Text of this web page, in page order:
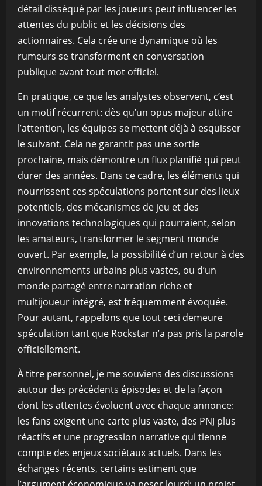
détail disséqué par les joueurs peut influencer les
attentes du public et les décisions des
actionnaires. Cela crée une dynamique où les
rumeurs se transforment en conversation
publique avant tout mot officiel.
En pratique, ce que les analystes observent, c’est
un motif récurrent: dès qu’un opus majeur attire
l’attention, les équipes se mettent déjà à esquisser
le suivant. Cela ne garantit pas une sortie
prochaine, mais démontre un flux planifié qui peut
durer des années. Dans ce cadre, les éléments qui
nourrissent ces spéculations portent sur des lieux
potentiels, des mécanismes de jeu et des
innovations technologiques qui pourraient, selon
les amateurs, transformer le segment monde
ouvert. Par exemple, la possibilité d’un retour à des
environnements urbains plus vastes, ou d’un
monde partagé entre narration riche et
multijoueur intégré, est fréquemment évoquée.
Pour autant, rappelons que tout ceci demeure
spéculation tant que Rockstar n’a pas pris la parole
officiellement.
À titre personnel, je me souviens des discussions
autour des précédents épisodes et de la façon
dont les attentes évoluent avec chaque annonce:
les fans exigent une carte plus vaste, des PNJ plus
réactifs et une progression narrative qui tienne
compte des enjeux sociétaux actuels. Dans les
échanges récents, certains estiment que